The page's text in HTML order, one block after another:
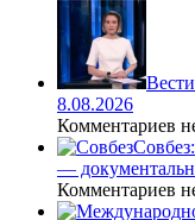
8.08.2026
Комментариев
—
Комментариев